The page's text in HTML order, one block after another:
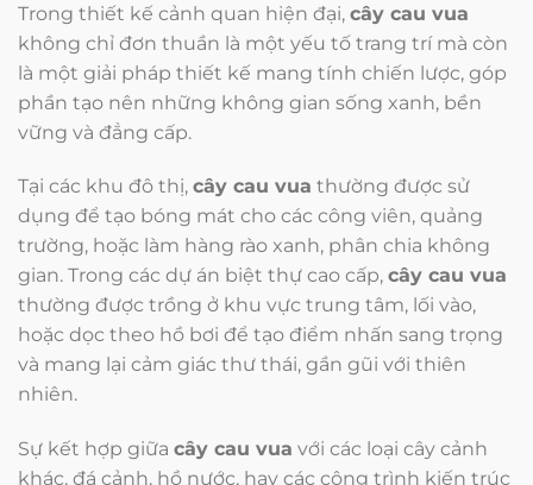
Trong thiết kế cảnh quan hiện đại, cây cau vua
không chỉ đơn thuần là một yếu tố trang trí mà còn
là một giải pháp thiết kế mang tính chiến lược, góp
phần tạo nên những không gian sống xanh, bền
vững và đẳng cấp.
Tại các khu đô thị, cây cau vua thường được sử
dụng để tạo bóng mát cho các công viên, quảng
trường, hoặc làm hàng rào xanh, phân chia không
gian. Trong các dự án biệt thự cao cấp, cây cau vua
thường được trồng ở khu vực trung tâm, lối vào,
hoặc dọc theo hồ bơi để tạo điểm nhấn sang trọng
và mang lại cảm giác thư thái, gần gũi với thiên
nhiên.
Sự kết hợp giữa cây cau vua với các loại cây cảnh
khác, đá cảnh, hồ nước, hay các công trình kiến trúc